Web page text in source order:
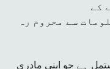
کے
سے محروم رہ